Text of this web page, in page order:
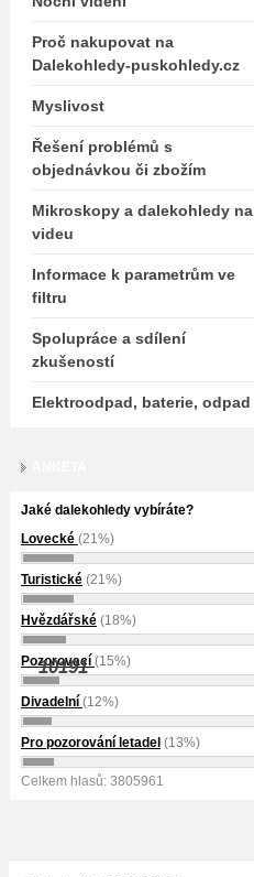
Proč nakupovat na
Dalekohledy-puskohledy.cz
Myslivost
Řešení problémů s
objednávkou či zbožím
Mikroskopy a dalekohledy na
videu
Informace k parametrům ve
filtru
Spolupráce a sdílení
zkušeností
Elektroodpad, baterie, odpad
Jaké dalekohledy vybíráte?
Lovecké (21%)
Turistické (21%)
Hvězdářské (18%)
Pozorovací (15%)
Divadelní (12%)
Pro pozorování letadel (13%)
Celkem hlasů: 3805961
10191